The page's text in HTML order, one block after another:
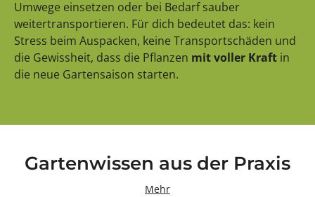
Umwege einsetzen oder bei Bedarf sauber
weitertransportieren. Für dich bedeutet das: kein
Stress beim Auspacken, keine Transportschäden und
die Gewissheit, dass die Pflanzen mit voller Kraft in
die neue Gartensaison starten.
Gartenwissen aus der Praxis
Mehr